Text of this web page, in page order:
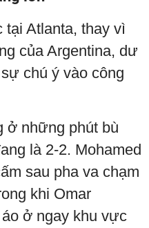
tại Atlanta, thay vì
của Argentina, dư
chú ý vào công
ở những phút bù
là 2-2. Mohamed
sau pha va chạm
khi Omar
ở ngay khu vực